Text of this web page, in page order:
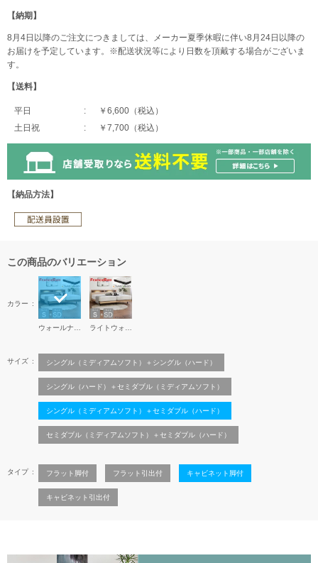
【納期】
8月4日以降のご注文につきましては、メーカー夏季休暇に伴い8月24日以降の
お届けを予定しています。※配送状況等により日数を頂戴する場合がございま
す。
【送料】
平日
￥6,600（税込）
土日祝
￥7,700（税込）
【納品方法】
この商品のバリエーション
カラー
サイズ シングル（ミディアムソフト）＋シングル（ハード）
シングル（ハード）＋セミダブル（ミディアムソフト）
シングル（ミディアムソフト）＋セミダブル（ハード）
セミダブル（ミディアムソフト）＋セミダブル（ハード）
タイプ フラット脚付 フラット引出付 キャビネット脚付
キャビネット引出付